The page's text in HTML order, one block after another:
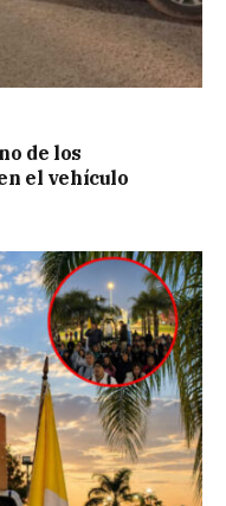
de los
el vehículo